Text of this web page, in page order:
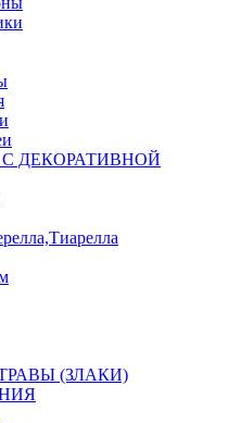
ДЕКОРАТИВНОЙ
(ЗЛАКИ)